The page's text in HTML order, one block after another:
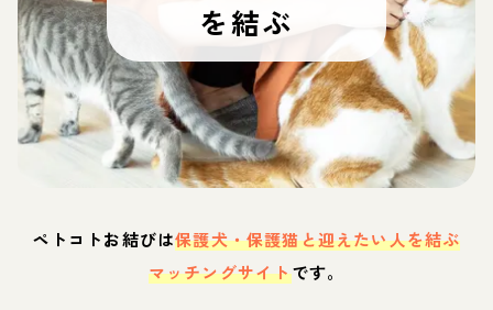
を結ぶ
ペトコトお結びは保護犬・保護猫と迎えたい人を結ぶ
マッチングサイトです。